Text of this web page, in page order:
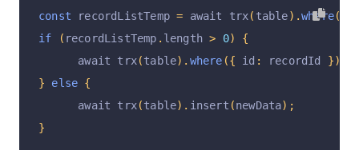
const recordListTemp = await trx( table).where({
if
( recordListTemp . length > 0)
{
      await trx
(table). where ({ id : recordId }).
}
else {
      await trx
(table). insert (newData);
}